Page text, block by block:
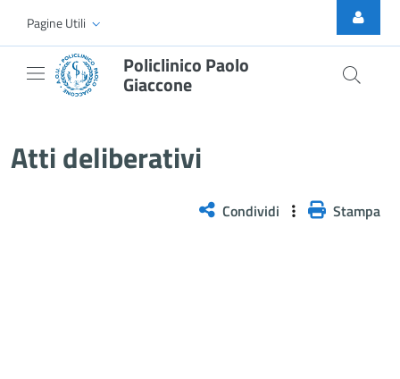
Skip to Main Content
Pagine Utili
Policlinico Paolo
Giaccone
Atti deliberativi
Condividi Stampa